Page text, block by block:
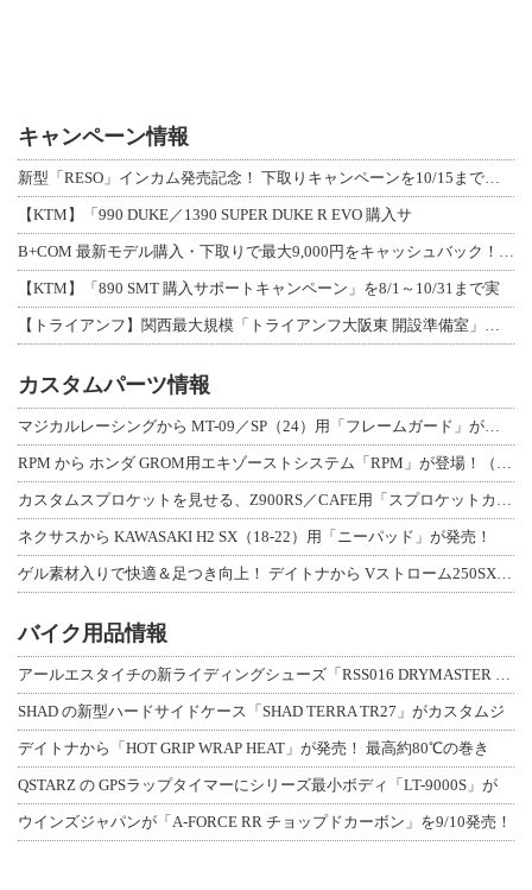
キャンペーン情報
新型「RESO」インカム発売記念！ 下取りキャンペーンを10/15まで延長して開
【KTM】「990 DUKE／1390 SUPER DUKE R EVO 購入サ
B+COM 最新モデル購入・下取りで最大9,000円をキャッシュバック！「B+F
【KTM】「890 SMT 購入サポートキャンペーン」を8/1～10/31まで実
【トライアンフ】関西最大規模「トライアンフ大阪東 開設準備室」がオープン！ 限定
カスタムパーツ情報
マジカルレーシングから MT-09／SP（24）用「フレームガード」が登場！
RPM から ホンダ GROM用エキゾーストシステム「RPM」が登場！（動画あり
カスタムスプロケットを見せる、Z900RS／CAFE用「スプロケットカバーフルキ
ネクサスから KAWASAKI H2 SX（18-22）用「ニーパッド」が発売！
ゲル素材入りで快適＆足つき向上！ デイトナから Vストローム250SX用「快適ロ
バイク用品情報
アールエスタイチの新ライディングシューズ「RSS016 DRYMASTER スト
SHAD の新型ハードサイドケース「SHAD TERRA TR27」がカスタムジ
デイトナから「HOT GRIP WRAP HEAT」が発売！ 最高約80℃の巻き
QSTARZ の GPSラップタイマーにシリーズ最小ボディ「LT-9000S」が
ウインズジャパンが「A-FORCE RR チョップドカーボン」を9/10発売！